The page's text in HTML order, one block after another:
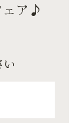
ェア♪
い